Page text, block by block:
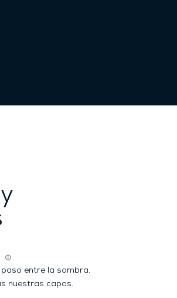
entre la sombra.
nuestras capas.